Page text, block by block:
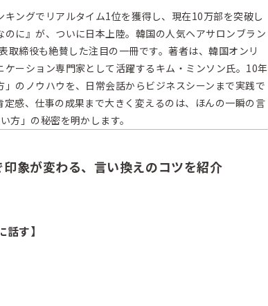
ングでリアルタイム1位を獲得し、現在10万部を突破し
に』が、ついに日本上陸。韓国の人気ヘアサロンブラン
取締役も絶賛した注目の一冊です。著者は、韓国オンリ
ーション専門家として活躍するキム・ミンソン氏。10年
のノウハウを、日常会話からビジネスシーンまで実践で
感、仕事の成果まで大きく変えるのは、ほんの一瞬の言
方」の秘密を明かします。
象が変わる、言い換えのコツを紹介
す】